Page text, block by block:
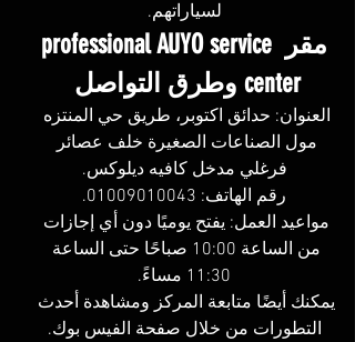
لسياراتهم.
مقر professional AUYO service
center وطرق التواصل
العنوان: حدائق اكتوبر، طريق حي المنتزه
مول الصناعات الصغيرة خلف عصائر
فرغلي مدخل كافيه ديلوكس.
رقم الهاتف: 01009010043.
مواعيد العمل: يفتح يوميًا دون أي إجازات
من الساعة 10:00 صباحًا حتى الساعة
11:30 مساءً.
يمكنك أيضًا متابعة المركز ومشاهدة أحدث
التطورات من خلال صفحة الفيس بوك.